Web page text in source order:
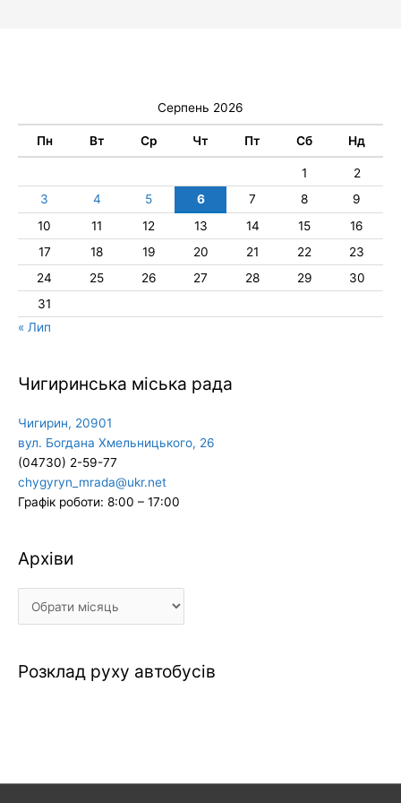
Серпень 2026
Пн Вт Ср Чт Пт Сб Нд
1
2
3
4 5 6 7 8
9
10
11 12 13 14 15
16
17
18 19 20 21 22
23
24
25 26 27 28 29
30
31
« Лип
Чигиринська міська рада
Чигирин, 20901
вул. Богдана Хмельницького, 26
(04730) 2-59-77
chygyryn_mrada@ukr.net
Графік роботи: 8:00 – 17:00
Архіви
Архіви
Розклад руху автобусів